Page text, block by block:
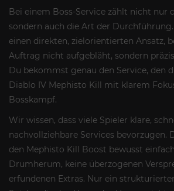
Bei einem Boss-Service zählt nicht nur
sondern auch die Art der
einen direkten, zielorientierten Ansatz,
Auftrag nicht aufgebläht, sondern
Du bekommst genau den Service, den
Diablo IV Mephisto Kill mit klarem
Bosskampf.
Wir wissen, dass viele Spieler klare,
nachvollziehbare Services bevorzugen.
den Mephisto Kill Boost bewusst
Drumherum, keine überzogenen
erfundenen Extras. Nur ein